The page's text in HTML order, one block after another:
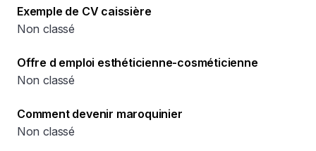
Exemple de CV caissière
Non classé
Offre d emploi esthéticienne-cosméticienne
Non classé
Comment devenir maroquinier
Non classé